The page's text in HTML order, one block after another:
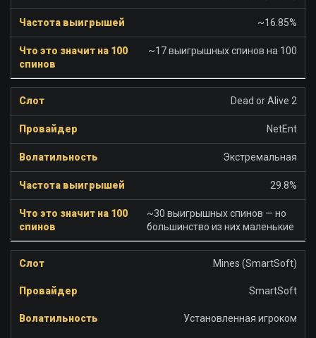
~16.85%
~17 выигрышных спинов на 100
Dead or Alive 2
NetEnt
Экстремальная
29.8%
~30 выигрышных спинов — но
большинство из них маленькие
Mines (SmartSoft)
SmartSoft
Установленная игроком